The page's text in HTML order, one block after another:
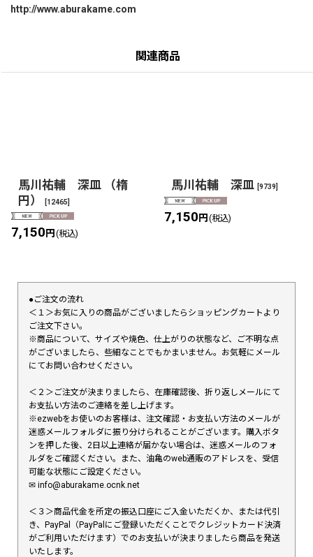
http://www.aburakame.com
関連商品
馬川祐輔 深皿 （楕
円）
[12465]
7,150円 (税込)
馬川祐輔 深皿 [9739]
7,150円 (税込)
●ご注文の流れ
＜１＞お気に入りの商品がございましたらショッピングカートより
ご注文下さい。
※商品について、サイズや焼色、仕上がりの状態など、ご不明な点
がございましたら、些細なことでもかまいません。お気軽にメール
にてお問い合わせください。
＜２＞ご注文が決まりましたら、在庫確認後、折り返しメールにて
お支払い方法のご連絡を差し上げます。
※ezwebをお使いのお客様は、注文確認・お支払い方法のメールが
迷惑メールフォルダに振り分けられることがございます。購入ボタ
ンを押した後、2日以上連絡が届かない場合は、迷惑メールのフォ
ルダをご確認ください。また、油亀のweb通販のアドレスを、受信
可能な状態にご設定ください。
✉︎ info@aburakame.ocnk.net
＜３＞商品代金を所定の振込口座にご入金いただくか、または代引
き、PayPal（PayPalにご登録いただくことでクレジットカード決済
がご利用いただけます）でのお支払いが決まりましたら商品を発送
いたします。